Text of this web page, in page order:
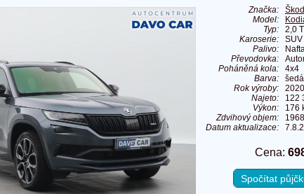
Značka:
Model:
Typ:
2,0
Karoserie:
SUV
Palivo:
Převodovka:
Poháněná kola:
4x4
Barva:
šedá
Rok výroby:
2020
Najeto:
122
Výkon:
176
Zdvihový objem:
Datum aktualizace:
Cena:
Spočítat